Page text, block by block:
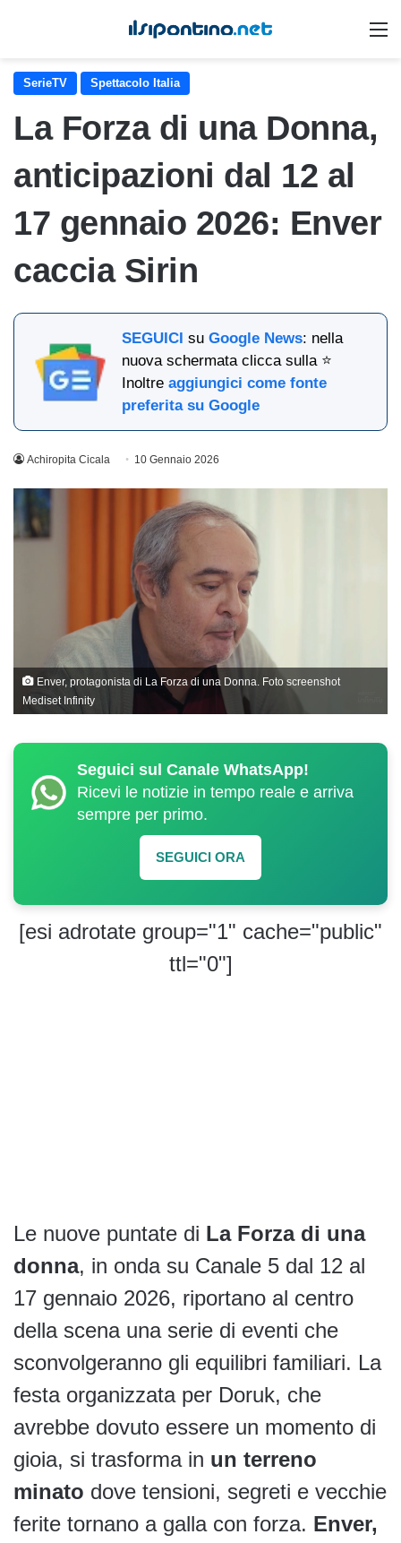
SerieTV Spettacolo Italia
La Forza di una Donna,
anticipazioni dal 12 al
17 gennaio 2026: Enver
caccia Sirin
SEGUICI suGoogle News: nella
nuova schermata clicca sulla ⭐
Inoltreaggiungici come fonte
preferita su Google
Achiropita Cicala 10 Gennaio 2026
Enver, protagonista di La Forza di una Donna. Foto screenshot
Mediset Infinity
Seguici sul Canale WhatsApp!
Ricevi le notizie in tempo reale e arriva
sempre per primo.
SEGUICI ORA
[esi adrotate group="1" cache="public"
ttl="0"]
Le nuove puntate di La Forza di una
donna, in onda su Canale 5 dal 12 al
17 gennaio 2026, riportano al centro
della scena una serie di eventi che
sconvolgeranno gli equilibri familiari. La
festa organizzata per Doruk, che
avrebbe dovuto essere un momento di
gioia, si trasforma in un terreno
minato dove tensioni, segreti e vecchie
ferite tornano a galla con forza. Enver,